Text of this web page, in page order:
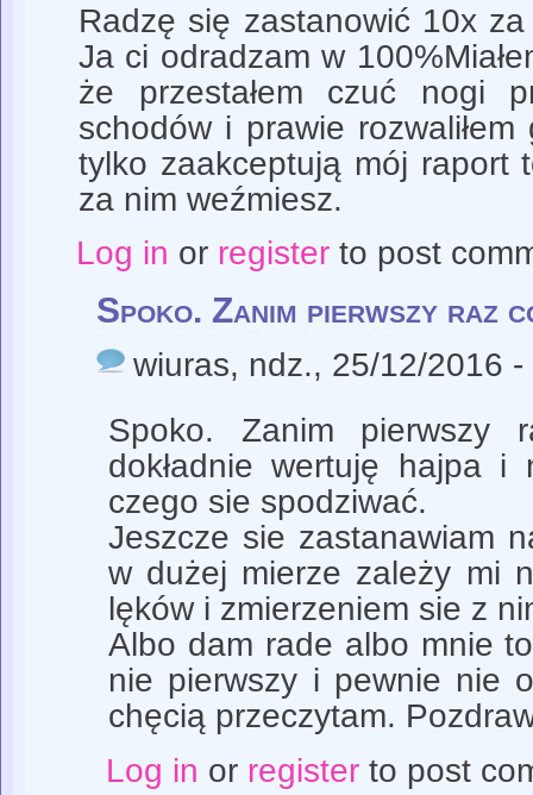
Radzę się zastanowić 10x
Ja ci odradzam w
że przestałem czuć nogi
schodów i prawie rozwaliłem
tylko zaakceptują mój raport
za nim weźmiesz.
Log in or registerto post
Spoko. Zanim pierwszy raz
wiuras, ndz., 25/12/2016 -
Spoko. Zanim pierwszy
dokładnie wertuję hajpa
czego sie spodziwać.
Jeszcze sie zastanawiam
w dużej mierze zależy mi
lęków i zmierzeniem sie z
Albo dam rade albo mnie
nie pierwszy i pewnie nie
chęcią przeczytam.
Log in or registerto post